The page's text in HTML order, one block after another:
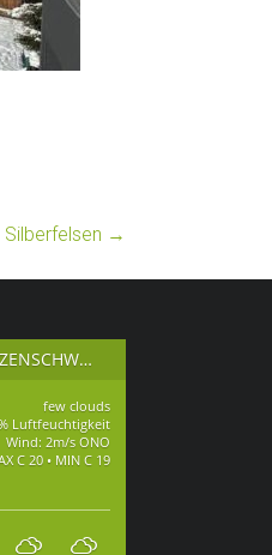
→
VORHERSAGE MENZENSCHWAND
few clouds
Luftfeuchtigkeit
Wind: 2m/s ONO
C 20 • MIN C 19